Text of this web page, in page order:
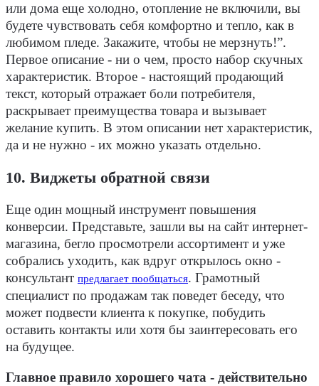
или дома еще холодно, отопление не включили, вы
будете чувствовать себя комфортно и тепло, как в
любимом пледе. Закажите, чтобы не мерзнуть!”.
Первое описание - ни о чем, просто набор скучных
характеристик. Второе - настоящий продающий
текст, который отражает боли потребителя,
раскрывает преимущества товара и вызывает
желание купить. В этом описании нет характеристик,
да и не нужно - их можно указать отдельно.
10. Виджеты обратной связи
Еще один мощный инструмент повышения
конверсии. Представьте, зашли вы на сайт интернет-
магазина, бегло просмотрели ассортимент и уже
собрались уходить, как вдруг открылось окно -
консультант предлагает пообщаться. Грамотный
специалист по продажам так поведет беседу, что
может подвести клиента к покупке, побудить
оставить контакты или хотя бы заинтересовать его
на будущее.
Главное правило хорошего чата - действительно